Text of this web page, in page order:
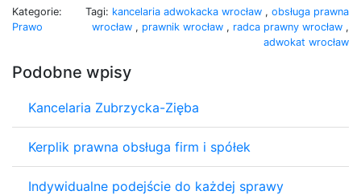
Kategorie:
Prawo
Tagi: kancelaria adwokacka wrocław , obsługa prawna
wrocław , prawnik wrocław , radca prawny wrocław ,
adwokat wrocław
Podobne wpisy
Kancelaria Zubrzycka-Zięba
Kerplik prawna obsługa firm i spółek
Indywidualne podejście do każdej sprawy